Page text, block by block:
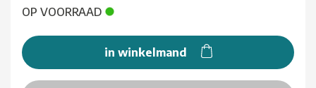
OP VOORRAAD
in winkelmand